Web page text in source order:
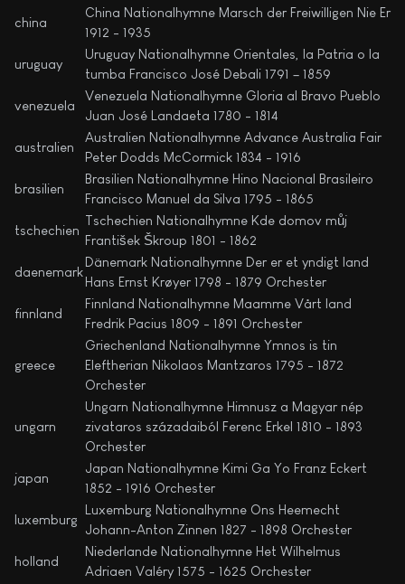
china
China Nationalhymne Marsch der Freiwilligen Nie Er
1912 - 1935
uruguay
Uruguay Nationalhymne Orientales, la Patria o la
tumba Francisco José Debali 1791 – 1859
venezuela
Venezuela Nationalhymne Gloria al Bravo Pueblo
Juan José Landaeta 1780 - 1814
australien
Australien Nationalhymne Advance Australia Fair
Peter Dodds McCormick 1834 - 1916
brasilien
Brasilien Nationalhymne Hino Nacional Brasileiro
Francisco Manuel da Silva 1795 - 1865
tschechien
Tschechien Nationalhymne Kde domov můj
František Škroup 1801 - 1862
daenemark
Dänemark Nationalhymne Der er et yndigt land
Hans Ernst Krøyer 1798 - 1879 Orchester
finnland
Finnland Nationalhymne Maamme Vårt land
Fredrik Pacius 1809 - 1891 Orchester
greece
Griechenland Nationalhymne Ymnos is tin
Eleftherian Nikolaos Mantzaros 1795 - 1872
Orchester
ungarn
Ungarn Nationalhymne Himnusz a Magyar nép
zivataros századaiból Ferenc Erkel 1810 - 1893
Orchester
japan
Japan Nationalhymne Kimi Ga Yo Franz Eckert
1852 - 1916 Orchester
luxemburg
Luxemburg Nationalhymne Ons Heemecht
Johann-Anton Zinnen 1827 - 1898 Orchester
holland
Niederlande Nationalhymne Het Wilhelmus
Adriaen Valéry 1575 - 1625 Orchester